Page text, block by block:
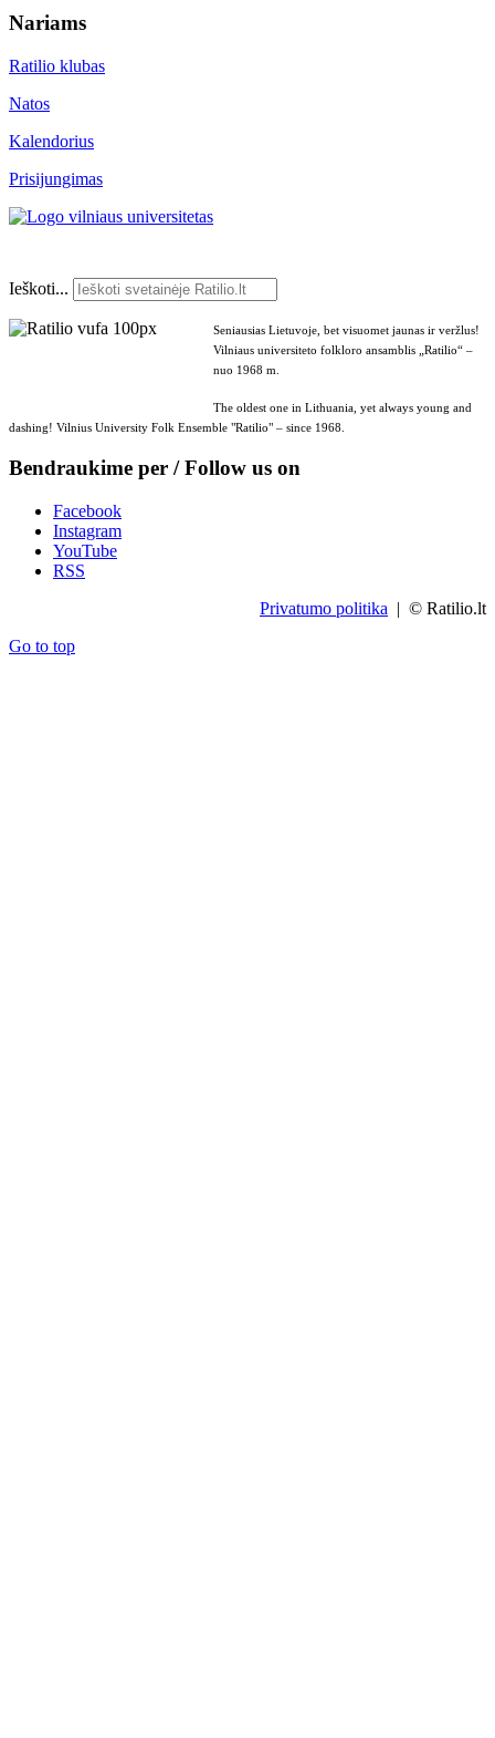
Nariams
Ratilio klubas
Natos
Kalendorius
Prisijungimas
Ieškoti...
Seniausias Lietuvoje, bet visuomet jaunas ir veržlus!
Vilniaus universiteto folkloro ansamblis „Ratilio“ –
nuo 1968 m.
The oldest one in Lithuania, yet always young and
dashing! Vilnius University Folk Ensemble "Ratilio" – since 1968.
Bendraukime per / Follow us on
Facebook
Instagram
YouTube
RSS
Privatumo politika | © Ratilio.lt
Go to top